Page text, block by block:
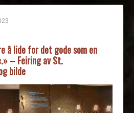
å lide for det gode som en
– Feiring av St.
bilde